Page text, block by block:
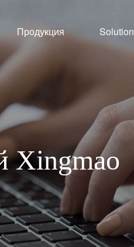
Продукция Solution
Xingmao